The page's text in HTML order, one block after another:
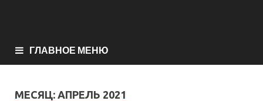
ГЛАВНОЕ МЕНЮ
МЕСЯЦ: АПРЕЛЬ 2021